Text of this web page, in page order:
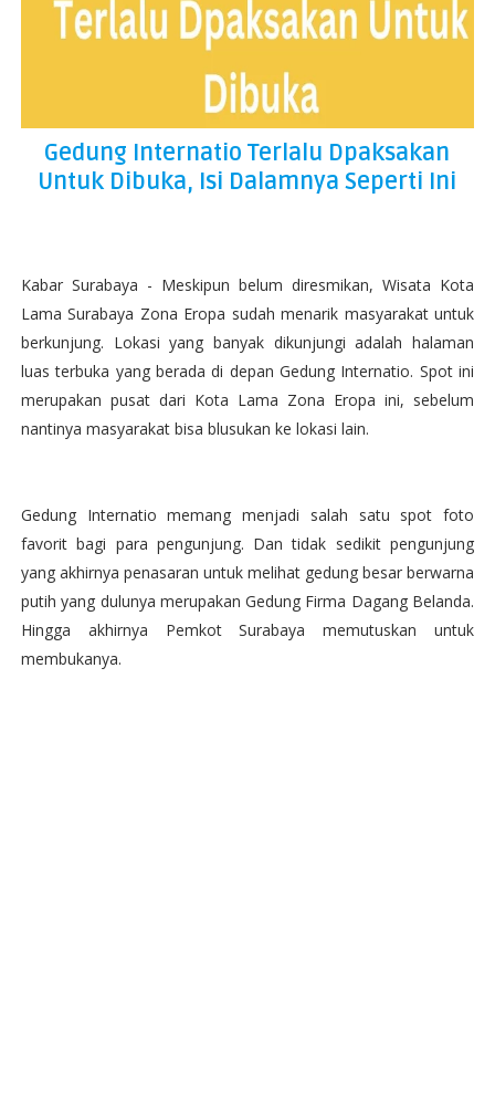
Gedung Internatio Terlalu Dpaksakan
Untuk Dibuka, Isi Dalamnya Seperti Ini
Kabar Surabaya - Meskipun belum diresmikan, Wisata Kota
Lama Surabaya Zona Eropa sudah menarik masyarakat untuk
berkunjung. Lokasi yang banyak dikunjungi adalah halaman
luas terbuka yang berada di depan Gedung Internatio. Spot ini
merupakan pusat dari Kota Lama Zona Eropa ini, sebelum
nantinya masyarakat bisa blusukan ke lokasi lain.
Gedung Internatio memang menjadi salah satu spot foto
favorit bagi para pengunjung. Dan tidak sedikit pengunjung
yang akhirnya penasaran untuk melihat gedung besar berwarna
putih yang dulunya merupakan Gedung Firma Dagang Belanda.
Hingga akhirnya Pemkot Surabaya memutuskan untuk
membukanya.